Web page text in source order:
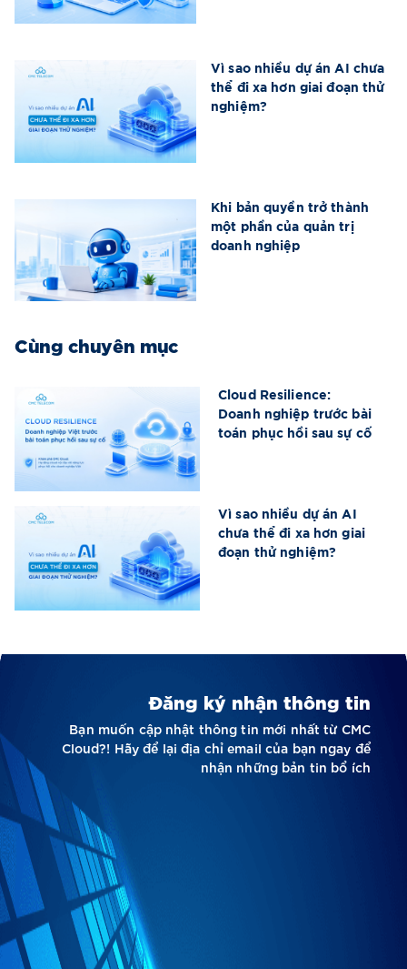
Vì sao nhiều dự án AI chưa
thể đi xa hơn giai đoạn thử
nghiệm?
Khi bản quyền trở thành
một phần của quản trị
doanh nghiệp
Cùng chuyên mục
Cloud Resilience:
Doanh nghiệp trước bài
toán phục hồi sau sự cố
Vì sao nhiều dự án AI
chưa thể đi xa hơn giai
đoạn thử nghiệm?
Đăng ký nhận thông tin
Bạn muốn cập nhật thông tin mới nhất từ CMC
Cloud?! Hãy để lại địa chỉ email của bạn ngay để
nhận những bản tin bổ ích